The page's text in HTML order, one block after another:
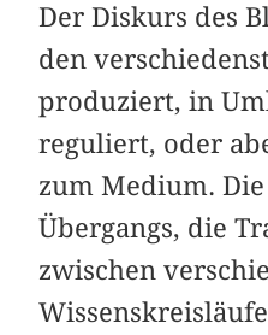
Der Diskurs des
den
produziert, in
reguliert, oder
zum Medium.
Übergangs, die
zwischen